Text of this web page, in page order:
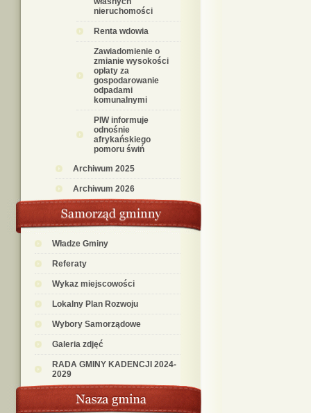
nieruchomości
Renta wdowia
Zawiadomienie o
zmianie wysokości
opłaty za
gospodarowanie
odpadami
komunalnymi
PIW informuje
odnośnie
afrykańskiego
pomoru świń
Archiwum 2025
Archiwum 2026
Władze Gminy
Referaty
Wykaz miejscowości
Lokalny Plan Rozwoju
Wybory Samorządowe
Galeria zdjęć
RADA GMINY KADENCJI 2024-
2029